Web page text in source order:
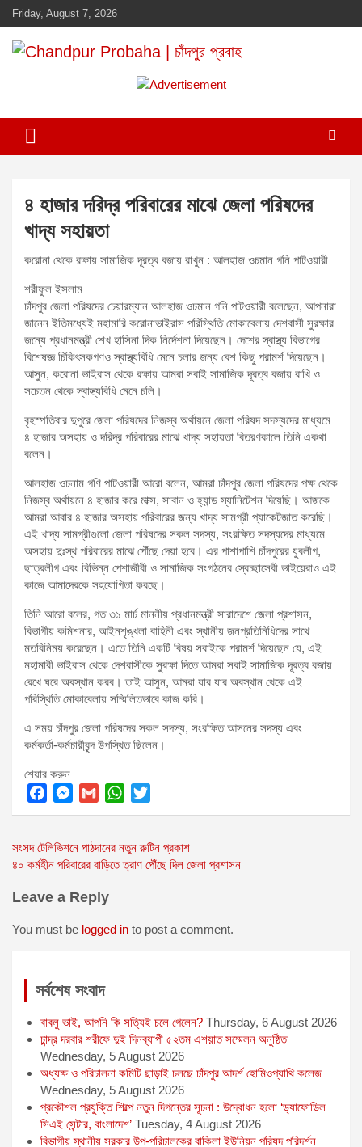
Skip
to
content
Friday, August 7, 2026
Chandpur Probaha | চাঁদপুর প্রবাহ
v
e
i
s
e
e
n
t
:
৪ হাজার দরিদ্র পরিবারের মাঝে জেলা পরিষদের
খাদ্য সহায়তা
করোনা থেকে রক্ষায় সামাজিক দূরত্ব বজায় রাখুন : আলহাজ ওচমান গনি পাটওয়ারী
শরীফুল ইসলাম
চাঁদপুর জেলা পরিষদের চেয়ারম্যান আলহাজ ওচমান গনি পাটওয়ারী বলেছেন, আপনারা
জানেন ইতিমধ্যেই মহামারি করোনাভাইরাস পরিস্থিতি মোকাবেলায় দেশবাসী সুরক্ষার
জন্যে প্রধানমন্ত্রী শেখ হাসিনা দিক নির্দেশনা দিয়েছেন। দেশের স্বাস্থ্য বিভাগের
বিশেষজ্ঞ চিকিৎসকগণও স্বাস্থ্যবিধি মেনে চলার জন্য বেশ কিছু পরামর্শ দিয়েছেন।
আসুন, করোনা ভাইরাস থেকে রক্ষায় আমরা সবাই সামাজিক দূরত্ব বজায় রাখি ও
সচেতন থেকে স্বাস্ত্যবিধি মেনে চলি।
বৃহস্পতিবার দুপুরে জেলা পরিষদের নিজস্ব অর্থায়নে জেলা পরিষদ সদস্যদের মাধ্যমে
৪ হাজার অসহায় ও দরিদ্র পরিবারের মাঝে খাদ্য সহায়তা বিতরণকালে তিনি একথা
বলেন।
আলহাজ ওচনাম গণি পাটওয়ারী আরো বলেন, আমরা চাঁদপুর জেলা পরিষদের পক্ষ থেকে
নিজস্ব অর্থায়নে ৪ হাজার করে মাক্স, সাবান ও হ্যান্ড স্যানিটেশন দিয়েছি। আজকে
আমরা আবার ৪ হাজার অসহায় পরিবারের জন্য খাদ্য সামগ্রী প্যাকেটজাত করেছি।
এই খাদ্য সামগ্রীগুলো জেলা পরিষদের সকল সদস্য, সংরক্ষিত সদস্যদের মাধ্যমে
অসহায় দুঃস্থ পরিবারের মাঝে পৌঁছে দেয়া হবে। এর পাশাপাশি চাঁদপুরের যুবলীগ,
ছাত্রলীগ এবং বিভিন্ন পেশাজীবী ও সামাজিক সংগঠনের স্বেচ্ছাসেবী ভাইয়েরাও এই
কাজে আমাদেরকে সহযোগিতা করছে।
তিনি আরো বলের, গত ৩১ মার্চ মাননীয় প্রধানমন্ত্রী সারাদেশে জেলা প্রশাসন,
বিভাগীয় কমিশনার, আইনশৃঙ্খলা বাহিনী এবং স্থানীয় জনপ্রতিনিধিদের সাথে
মতবিনিময় করেছেন। এতে তিনি একটি বিষয় সবাইকে পরামর্শ দিয়েছেন যে, এই
মহামারী ভাইরাস থেকে দেশবাসীকে সুরক্ষা দিতে আমরা সবাই সামাজিক দূরত্ব বজায়
রেখে ঘরে অবস্থান করব। তাই আসুন, আমরা যার যার অবস্থান থেকে এই
পরিস্থিতি মোকাবেলায় সম্মিলিতভাবে কাজ করি।
এ সময় চাঁদপুর জেলা পরিষদের সকল সদস্য, সংরক্ষিত আসনের সদস্য এবং
কর্মকর্তা-কর্মচারীবৃন্দ উপস্থিত ছিলেন।
শেয়ার করুন
F
c
e
o
M
s
s
g
G
a
i
W
a
t
A
p
T
i
t
r
Post
navigation
সংসদ টেলিভিশনে পাঠদানের নতুন রুটিন প্রকাশ
৪০ কর্মহীন পরিবারের বাড়িতে ত্রাণ পৌঁছে দিল জেলা প্রশাসন
Leave a Reply
You must be logged in to post a comment.
সর্বশেষ সংবাদ
বাবলু ভাই, আপনি কি সত্যিই চলে গেলেন? Thursday, 6 August 2026
চান্দ্র দরবার শরীফে দুই দিনব্যাপী ৫২তম এশয়াত সম্মেলন অনুষ্ঠিত
Wednesday, 5 August 2026
অধ্যক্ষ ও পরিচালনা কমিটি ছাড়াই চলছে চাঁদপুর আদর্শ হোমিওপ্যাথি কলেজ
Wednesday, 5 August 2026
প্রকৌশল প্রযুক্তি শিল্পে নতুন দিগন্তের সূচনা : উদ্বোধন হলো ‘ড্যাফোডিল
সিএই সেন্টার, বাংলাদেশ’ Tuesday, 4 August 2026
বিভাগীয় স্থানীয় সরকার উপ-পরিচালকের বাকিলা ইউনিয়ন পরিষদ পরিদর্শন